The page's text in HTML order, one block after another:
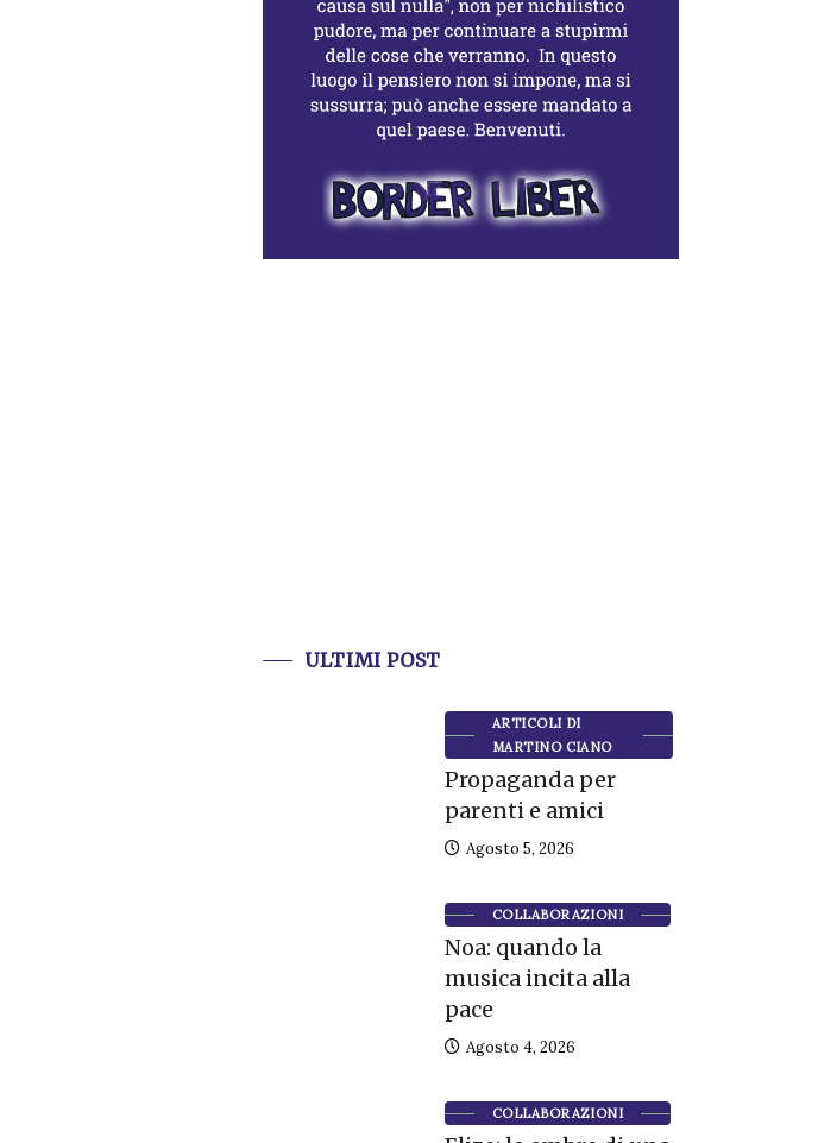
ULTIMI POST
ARTICOLI DI
MARTINO CIANO
Propaganda per
parenti e amici
Agosto 5, 2026
COLLABORAZIONI
Noa: quando la
musica incita alla
pace
Agosto 4, 2026
COLLABORAZIONI